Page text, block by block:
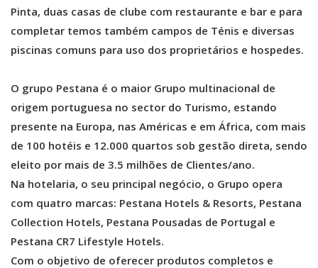
Pinta, duas casas de clube com restaurante e bar e para
completar temos também campos de Ténis e diversas
piscinas comuns para uso dos proprietários e hospedes.
O grupo Pestana é o maior Grupo multinacional de
origem portuguesa no sector do Turismo, estando
presente na Europa, nas Américas e em África, com mais
de 100 hotéis e 12.000 quartos sob gestão direta, sendo
eleito por mais de 3.5 milhões de Clientes/ano.
Na hotelaria, o seu principal negócio, o Grupo opera
com quatro marcas: Pestana Hotels & Resorts, Pestana
Collection Hotels, Pestana Pousadas de Portugal e
Pestana CR7 Lifestyle Hotels.
Com o objetivo de oferecer produtos completos e